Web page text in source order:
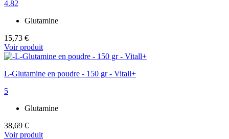
4.82
Glutamine
15,73 €
Voir produit
L-Glutamine en poudre - 150 gr - Vitall+
5
Glutamine
38,69 €
Voir produit